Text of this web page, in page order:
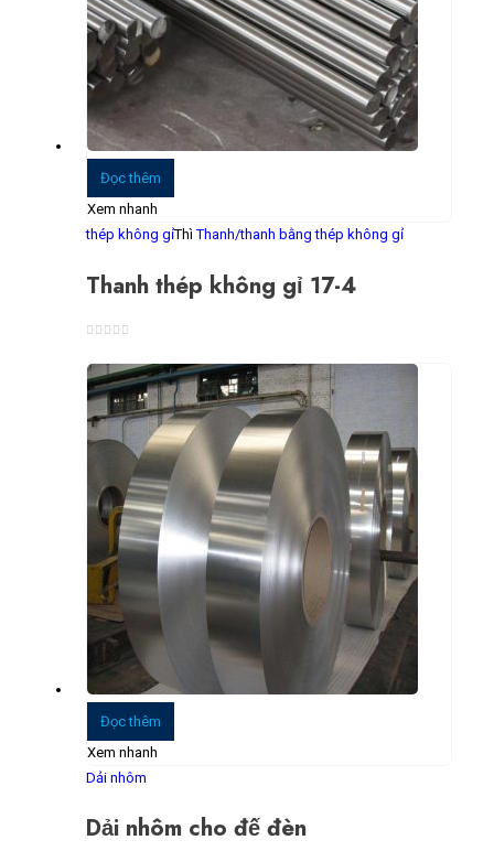
Đọc thêm
Xem nhanh
thép không gỉThìThanh/thanh bằng thép không gỉ
Thanh thép không gỉ 17-4
Đọc thêm
Xem nhanh
Dải nhôm
Dải nhôm cho đế đèn